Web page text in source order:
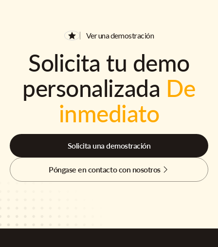
Ver una demostración
Solicita tu demo
personalizada De
inmediato
Solicita una demostración
Póngase en contacto con nosotros